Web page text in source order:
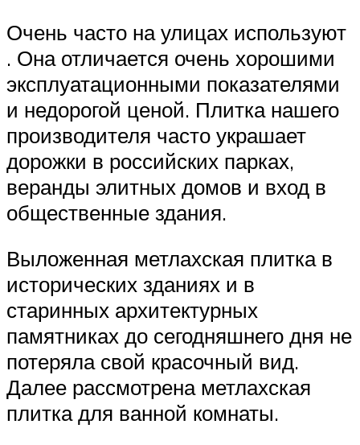
Очень часто на улицах используют
. Она отличается очень хорошими
эксплуатационными показателями
и недорогой ценой. Плитка нашего
производителя часто украшает
дорожки в российских парках,
веранды элитных домов и вход в
общественные здания.
Выложенная метлахская плитка в
исторических зданиях и в
старинных архитектурных
памятниках до сегодняшнего дня не
потеряла свой красочный вид.
Далее рассмотрена метлахская
плитка для ванной комнаты.